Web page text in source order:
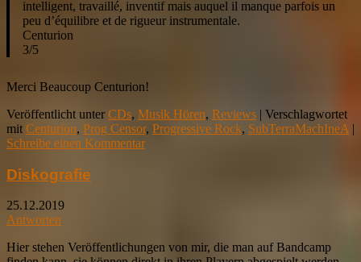
intelligent, travaillé, inventif mais auquel il manque parfois un
peu d’équilibre et de rigueur instrumentale.
Centurion
3/5
Merci Beaucoup Centurion!
Veröffentlicht unter CDs, Musik Hören, Reviews | Verschlagwortet
mit Centurion, Prog Censor, Progressive Rock, SubTerraMachIneA |
Schreibe einen Kommentar
Diskografie
25.12.2019
Antworten
Hier stehen Veröffentlichungen von mir, die man auf Bandcamp